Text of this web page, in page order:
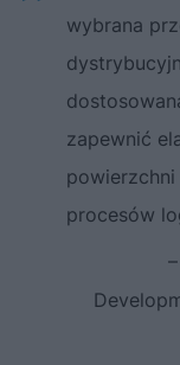
wybrana
zapewnić
procesów